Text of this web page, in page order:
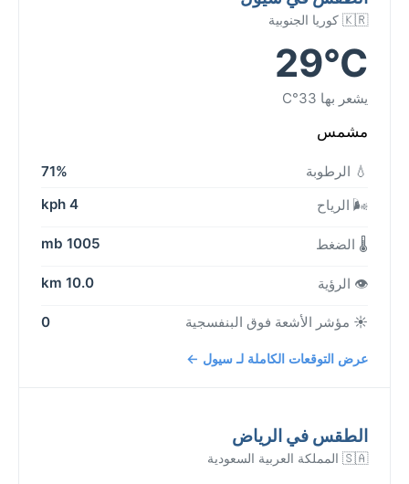
🇰🇷 كوريا الجنوبية
29°C
يشعر بها 33°C
مشمس
💧 الرطوبة
71%
🌬️ الرياح
4 kph
🌡️ الضغط 1005 mb
👁️ الرؤية 10.0 km
☀️ مؤشر الأشعة فوق البنفسجية 0
عرض التوقعات الكاملة لـ سيول ←
الطقس في الرياض
🇸🇦 المملكة العربية السعودية